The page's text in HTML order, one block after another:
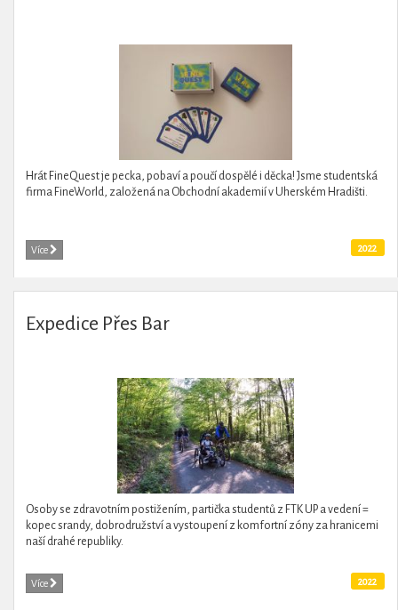
Hrát FineQuest je pecka, pobaví a poučí dospělé i děcka! Jsme studentská
firma FineWorld, založená na Obchodní akademií v Uherském Hradišti.
Více 2022
Expedice Přes Bar
Osoby se zdravotním postižením, partička studentů z FTK UP a vedení =
kopec srandy, dobrodružství a vystoupení z komfortní zóny za hranicemi
naší drahé republiky.
Více 2022